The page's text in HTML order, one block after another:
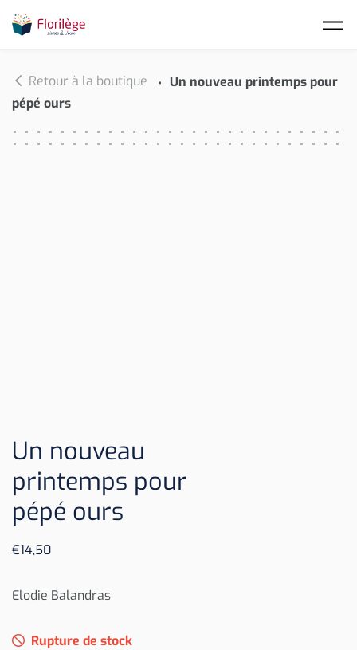
Retour à la boutique
Un nouveau printemps pour
pépé ours
Un nouveau
printemps pour
pépé ours
€14,50
Elodie Balandras
Rupture de stock